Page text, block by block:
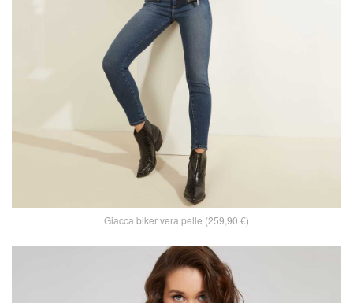
Giacca biker vera pelle (259,90 €)